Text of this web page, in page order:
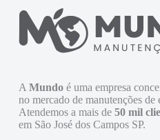
A Mundoé uma empresa
no mercado de manutenções de
Atendemos a mais de 50 mil
em São José dos Campos SP.